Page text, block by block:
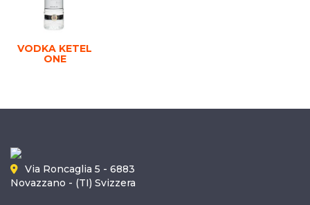
VODKA KETEL
ONE
Via Roncaglia 5 - 6883
Novazzano - (TI) Svizzera